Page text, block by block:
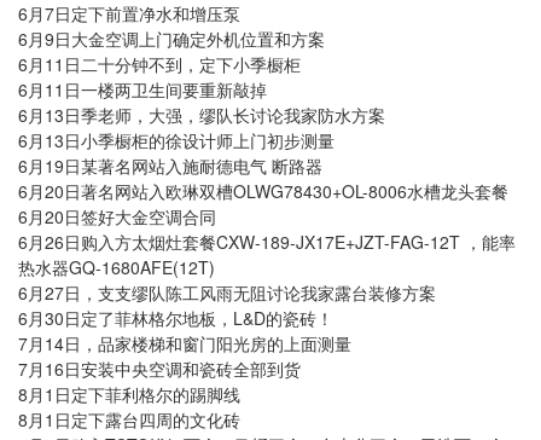
6月7日定下前置净水和增压泵
6月9日大金空调上门确定外机位置和方案
6月11日二十分钟不到，定下小季橱柜
6月11日一楼两卫生间要重新敲掉
6月13日季老师，大强，缪队长讨论我家防水方案
6月13日小季橱柜的徐设计师上门初步测量
6月19日某著名网站入施耐德电气 断路器
6月20日著名网站入欧琳双槽OLWG78430+OL-8006水槽龙头套餐
6月20日签好大金空调合同
6月26日购入方太烟灶套餐CXW-189-JX17E+JZT-FAG-12T ，能率
热水器GQ-1680AFE(12T)
6月27日，支支缪队陈工风雨无阻讨论我家露台装修方案
6月30日定了菲林格尔地板，L&D的瓷砖！
7月14日，品家楼梯和窗门阳光房的上面测量
7月16日安装中央空调和瓷砖全部到货
8月1日定下菲利格尔的踢脚线
8月1日定下露台四周的文化砖